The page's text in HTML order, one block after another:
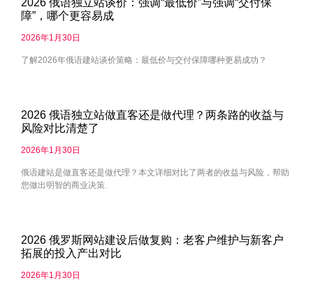
2026 俄语独立站谈价：强调“最低价”与强调“交付保
障”，哪个更容易成
2026年1月30日
了解2026年俄语建站谈价策略：最低价与交付保障哪种更易成功？
2026 俄语独立站做直客还是做代理？两条路的收益与
风险对比清楚了
2026年1月30日
俄语建站是做直客还是做代理？本文详细对比了两者的收益与风险，帮助
您做出明智的商业决策.
2026 俄罗斯网站建设后做复购：老客户维护与新客户
拓展的投入产出对比
2026年1月30日